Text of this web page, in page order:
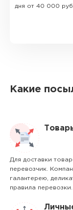
дня от 40 000
Какие
Для доставки
перевозчик.
галантерею,
правила перевозки.